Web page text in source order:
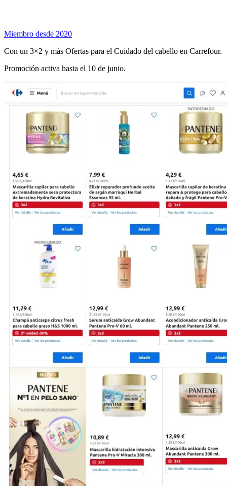
Miembro desde 2020
Con un 3×2 y más Ofertas para el Cuidado del cabello en Carrefour.
Promoción activa hasta el 10 de junio.